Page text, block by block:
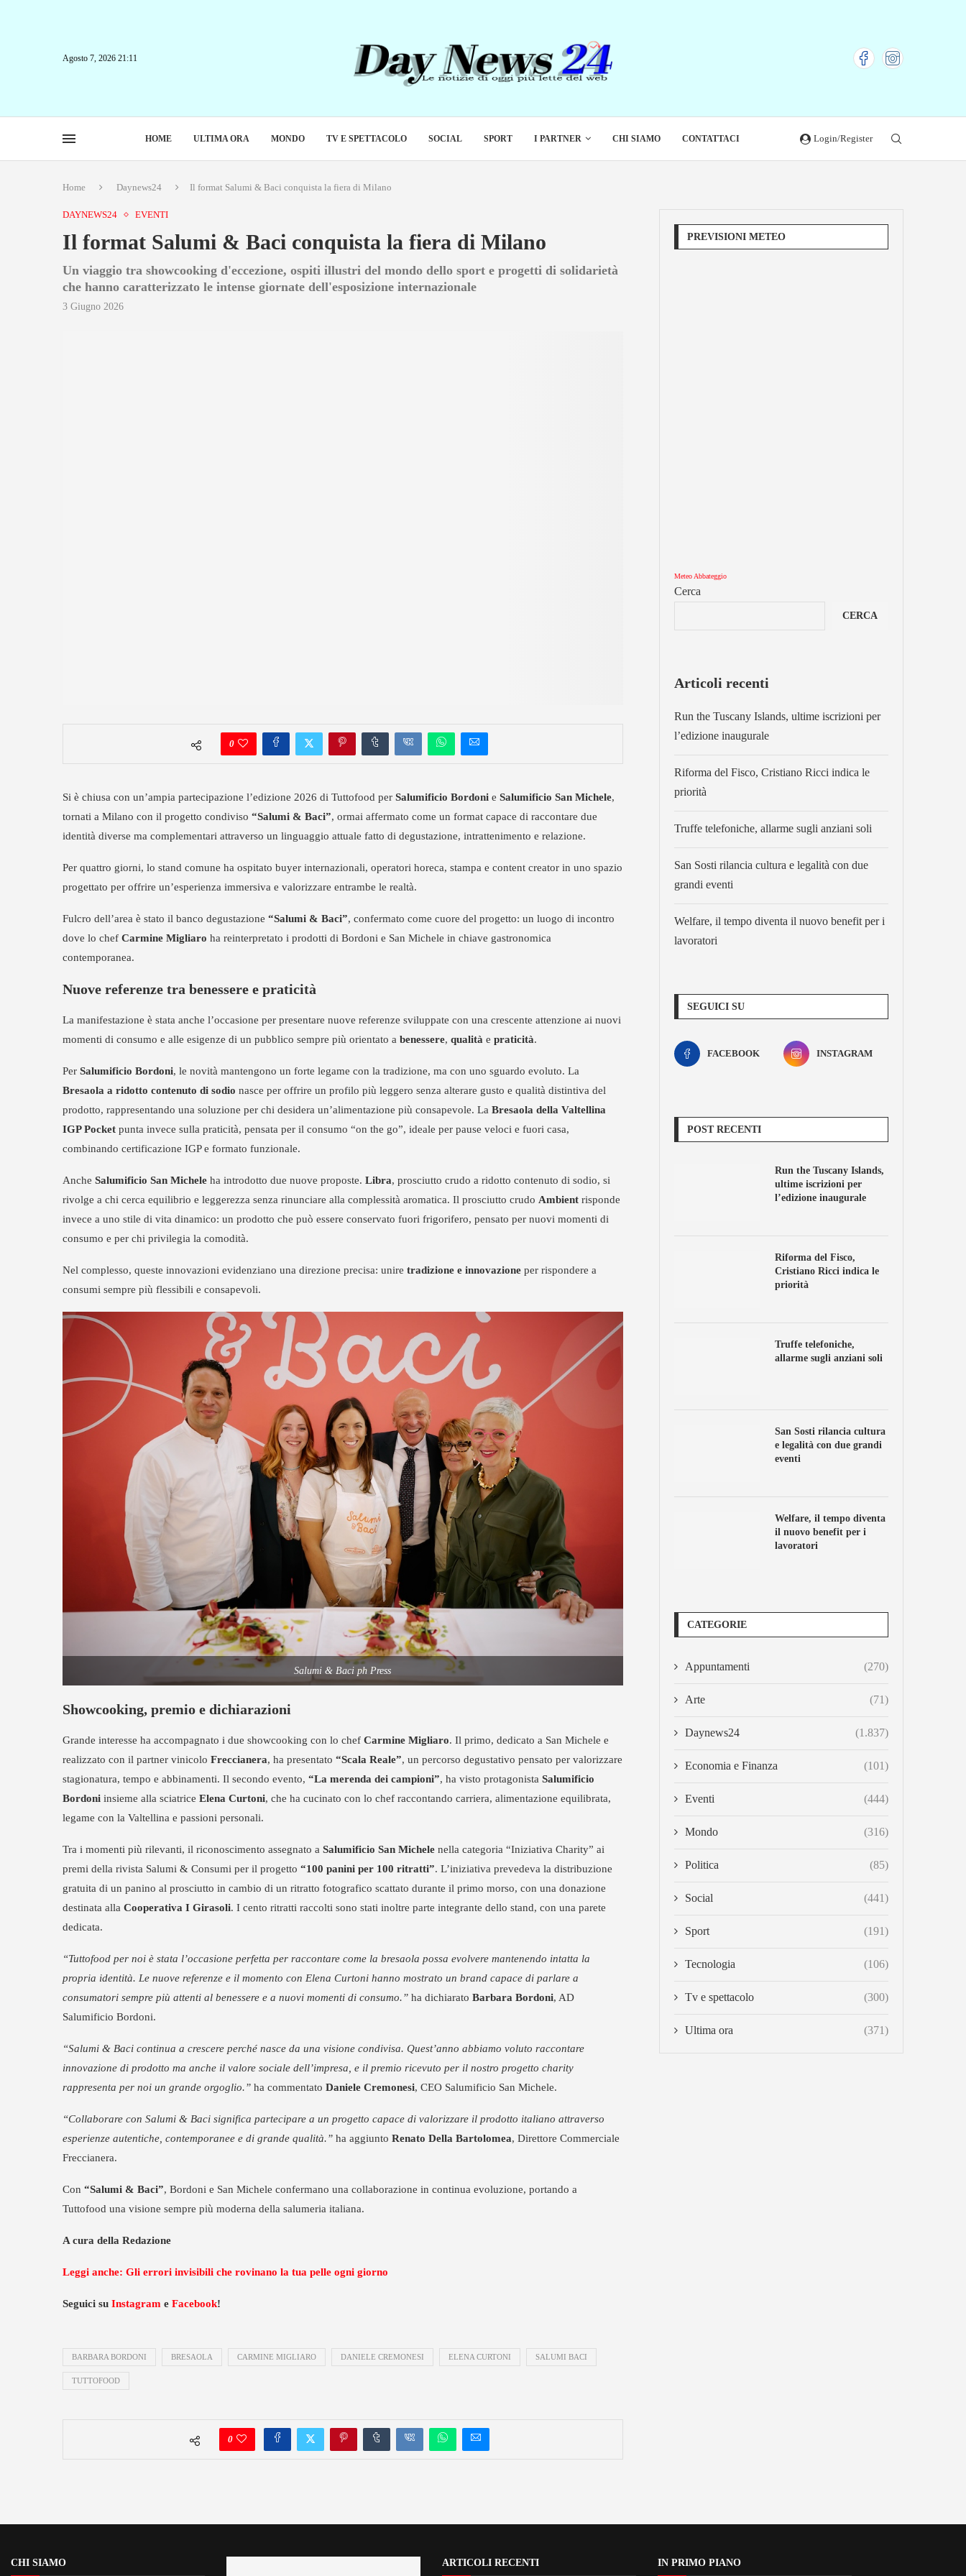
Agosto 7, 2026 21:11
HOME ULTIMA ORA MONDO TV E SPETTACOLO SOCIAL SPORT I PARTNER CHI SIAMO CONTATTACI Login/Register
Home Daynews24 Il format Salumi & Baci conquista la fiera di Milano
DAYNEWS24 EVENTI
Il format Salumi & Baci conquista la fiera di Milano
Un viaggio tra showcooking d'eccezione, ospiti illustri del mondo dello sport e progetti di solidarietà
che hanno caratterizzato le intense giornate dell'esposizione internazionale
3 Giugno 2026
0
Si è chiusa con un’ampia partecipazione l’edizione 2026 di Tuttofood per Salumificio Bordoni e Salumificio San Michele,
tornati a Milano con il progetto condiviso “Salumi & Baci”, ormai affermato come un format capace di raccontare due
identità diverse ma complementari attraverso un linguaggio attuale fatto di degustazione, intrattenimento e relazione.
Per quattro giorni, lo stand comune ha ospitato buyer internazionali, operatori horeca, stampa e content creator in uno spazio
progettato per offrire un’esperienza immersiva e valorizzare entrambe le realtà.
Fulcro dell’area è stato il banco degustazione “Salumi & Baci”, confermato come cuore del progetto: un luogo di incontro
dove lo chef Carmine Migliaro ha reinterpretato i prodotti di Bordoni e San Michele in chiave gastronomica
contemporanea.
Nuove referenze tra benessere e praticità
La manifestazione è stata anche l’occasione per presentare nuove referenze sviluppate con una crescente attenzione ai nuovi
momenti di consumo e alle esigenze di un pubblico sempre più orientato a benessere, qualità e praticità.
Per Salumificio Bordoni, le novità mantengono un forte legame con la tradizione, ma con uno sguardo evoluto. La
Bresaola a ridotto contenuto di sodio nasce per offrire un profilo più leggero senza alterare gusto e qualità distintiva del
prodotto, rappresentando una soluzione per chi desidera un’alimentazione più consapevole. La Bresaola della Valtellina
IGP Pocket punta invece sulla praticità, pensata per il consumo “on the go”, ideale per pause veloci e fuori casa,
combinando certificazione IGP e formato funzionale.
Anche Salumificio San Michele ha introdotto due nuove proposte. Libra, prosciutto crudo a ridotto contenuto di sodio, si
rivolge a chi cerca equilibrio e leggerezza senza rinunciare alla complessità aromatica. Il prosciutto crudo Ambient risponde
invece a uno stile di vita dinamico: un prodotto che può essere conservato fuori frigorifero, pensato per nuovi momenti di
consumo e per chi privilegia la comodità.
Nel complesso, queste innovazioni evidenziano una direzione precisa: unire tradizione e innovazione per rispondere a
consumi sempre più flessibili e consapevoli.
Salumi & Baci ph Press
Showcooking, premio e dichiarazioni
Grande interesse ha accompagnato i due showcooking con lo chef Carmine Migliaro. Il primo, dedicato a San Michele e
realizzato con il partner vinicolo Freccianera, ha presentato “Scala Reale”, un percorso degustativo pensato per valorizzare
stagionatura, tempo e abbinamenti. Il secondo evento, “La merenda dei campioni”, ha visto protagonista Salumificio
Bordoni insieme alla sciatrice Elena Curtoni, che ha cucinato con lo chef raccontando carriera, alimentazione equilibrata,
legame con la Valtellina e passioni personali.
Tra i momenti più rilevanti, il riconoscimento assegnato a Salumificio San Michele nella categoria “Iniziativa Charity” ai
premi della rivista Salumi & Consumi per il progetto “100 panini per 100 ritratti”. L’iniziativa prevedeva la distribuzione
gratuita di un panino al prosciutto in cambio di un ritratto fotografico scattato durante il primo morso, con una donazione
destinata alla Cooperativa I Girasoli. I cento ritratti raccolti sono stati inoltre parte integrante dello stand, con una parete
dedicata.
“Tuttofood per noi è stata l’occasione perfetta per raccontare come la bresaola possa evolvere mantenendo intatta la
propria identità. Le nuove referenze e il momento con Elena Curtoni hanno mostrato un brand capace di parlare a
consumatori sempre più attenti al benessere e a nuovi momenti di consumo.” ha dichiarato Barbara Bordoni, AD
Salumificio Bordoni.
“Salumi & Baci continua a crescere perché nasce da una visione condivisa. Quest’anno abbiamo voluto raccontare
innovazione di prodotto ma anche il valore sociale dell’impresa, e il premio ricevuto per il nostro progetto charity
rappresenta per noi un grande orgoglio.” ha commentato Daniele Cremonesi, CEO Salumificio San Michele.
“Collaborare con Salumi & Baci significa partecipare a un progetto capace di valorizzare il prodotto italiano attraverso
esperienze autentiche, contemporanee e di grande qualità.” ha aggiunto Renato Della Bartolomea, Direttore Commerciale
Freccianera.
Con “Salumi & Baci”, Bordoni e San Michele confermano una collaborazione in continua evoluzione, portando a
Tuttofood una visione sempre più moderna della salumeria italiana.
A cura della Redazione
Leggi anche: Gli errori invisibili che rovinano la tua pelle ogni giorno
Seguici su Instagram e Facebook!
BARBARA BORDONI BRESAOLA CARMINE MIGLIARO DANIELE CREMONESI ELENA CURTONI SALUMI BACI
TUTTOFOOD
0
PREVISIONI METEO
Meteo Abbateggio
Cerca
CERCA
Articoli recenti
Run the Tuscany Islands, ultime iscrizioni per
l’edizione inaugurale
Riforma del Fisco, Cristiano Ricci indica le
priorità
Truffe telefoniche, allarme sugli anziani soli
San Sosti rilancia cultura e legalità con due
grandi eventi
Welfare, il tempo diventa il nuovo benefit per i
lavoratori
SEGUICI SU
FACEBOOK INSTAGRAM
POST RECENTI
Run the Tuscany Islands,
ultime iscrizioni per
l’edizione inaugurale
Riforma del Fisco,
Cristiano Ricci indica le
priorità
Truffe telefoniche,
allarme sugli anziani soli
San Sosti rilancia cultura
e legalità con due grandi
eventi
Welfare, il tempo diventa
il nuovo benefit per i
lavoratori
CATEGORIE
Appuntamenti (270)
Arte (71)
Daynews24 (1.837)
Economia e Finanza (101)
Eventi (444)
Mondo (316)
Politica (85)
Social (441)
Sport (191)
Tecnologia (106)
Tv e spettacolo (300)
Ultima ora (371)
CHI SIAMO ARTICOLI RECENTI IN PRIMO PIANO